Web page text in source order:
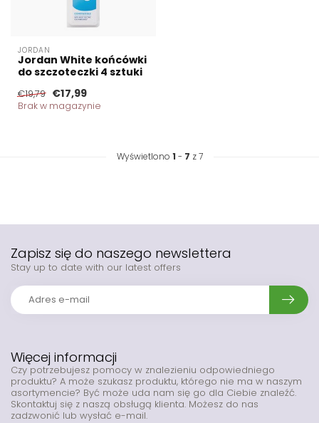
JORDAN
Jordan White końcówki
do szczoteczki 4 sztuki
€19,79 €17,99
Brak w magazynie
Wyświetlono 1 - 7 z 7
Więcej informacji
Czy potrzebujesz pomocy w znalezieniu odpowiedniego
produktu? A może szukasz produktu, którego nie ma w naszym
asortymencie? Być może uda nam się go dla Ciebie znaleźć.
Skontaktuj się z naszą obsługą klienta. Możesz do nas
zadzwonić lub wysłać e-mail.
Zapisz się do naszego newslettera
Stay up to date with our latest offers